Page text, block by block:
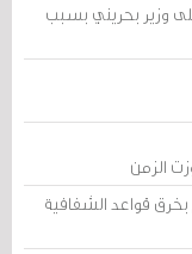
وزير بحريني بسبب
الزمن
قواعد الشفافية